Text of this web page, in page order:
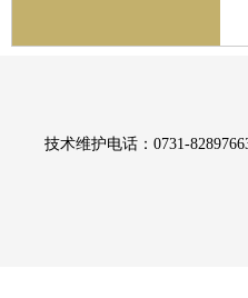
技术维护电话：0731-